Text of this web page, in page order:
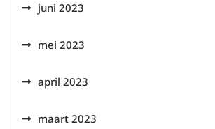
juni 2023
mei 2023
april 2023
maart 2023